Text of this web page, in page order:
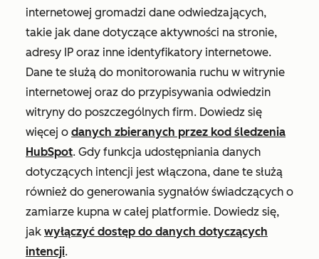
internetowej gromadzi dane odwiedzających,
takie jak dane dotyczące aktywności na stronie,
adresy IP oraz inne identyfikatory internetowe.
Dane te służą do monitorowania ruchu w witrynie
internetowej oraz do przypisywania odwiedzin
witryny do poszczególnych firm. Dowiedz się
więcej o danych zbieranych przez kod śledzenia
HubSpot. Gdy funkcja udostępniania danych
dotyczących intencji jest włączona, dane te służą
również do generowania sygnałów świadczących o
zamiarze kupna w całej platformie. Dowiedz się,
jak wyłączyć dostęp do danych dotyczących
intencji.